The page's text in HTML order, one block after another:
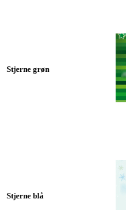
Stjerne grøn
Stjerne blå